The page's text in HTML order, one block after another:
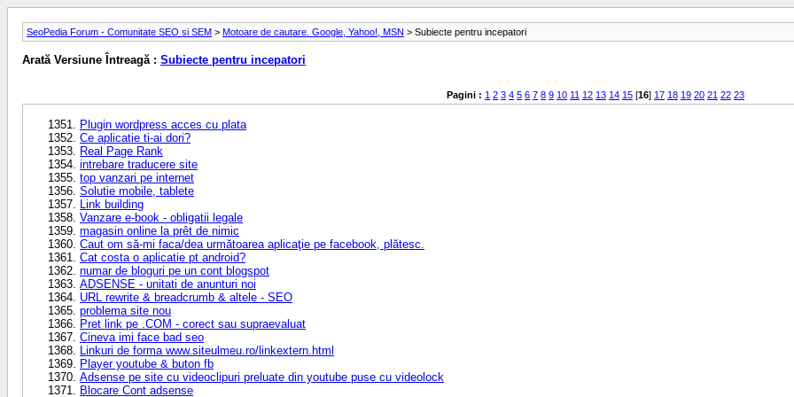
SeoPedia Forum - Comunitate SEO si SEM > Motoare de cautare. Google, Yahoo!, MSN > Subiecte pentru incepatori
Arată Versiune Întreagă : Subiecte pentru incepatori
Pagini : 1 2 3 4 5 6 7 8 9 10 11 12 13 14 15 [16] 17 18 19 20 21 22 23
Plugin wordpress acces cu plata
Ce aplicatie ti-ai dori?
Real Page Rank
intrebare traducere site
top vanzari pe internet
Solutie mobile, tablete
Link building
Vanzare e-book - obligatii legale
magasin online la prêt de nimic
Caut om să-mi faca/dea următoarea aplicaţie pe facebook, plătesc.
Cat costa o aplicatie pt android?
numar de bloguri pe un cont blogspot
ADSENSE - unitati de anunturi noi
URL rewrite & breadcrumb & altele - SEO
problema site nou
Pret link pe .COM - corect sau supraevaluat
Cineva imi face bad seo
Linkuri de forma www.siteulmeu.ro/linkextern.html
Player youtube & buton fb
Adsense pe site cu videoclipuri preluate din youtube puse cu videolock
Blocare Cont adsense